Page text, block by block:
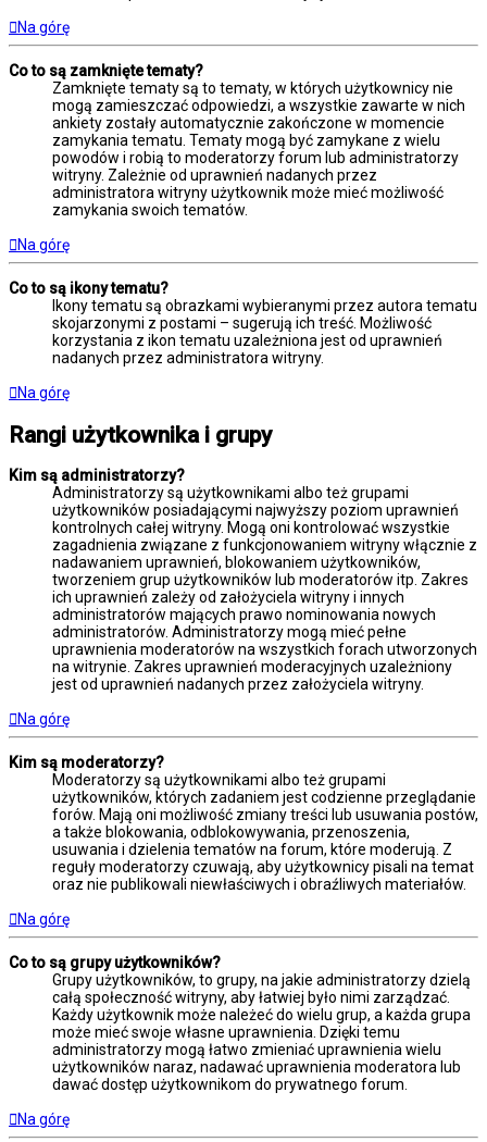
Na górę
Co to są zamknięte tematy?
Zamknięte tematy są to tematy, w których użytkownicy nie
mogą zamieszczać odpowiedzi, a wszystkie zawarte w nich
ankiety zostały automatycznie zakończone w momencie
zamykania tematu. Tematy mogą być zamykane z wielu
powodów i robią to moderatorzy forum lub administratorzy
witryny. Zależnie od uprawnień nadanych przez
administratora witryny użytkownik może mieć możliwość
zamykania swoich tematów.
Na górę
Co to są ikony tematu?
Ikony tematu są obrazkami wybieranymi przez autora tematu
skojarzonymi z postami – sugerują ich treść. Możliwość
korzystania z ikon tematu uzależniona jest od uprawnień
nadanych przez administratora witryny.
Na górę
Rangi użytkownika i grupy
Kim są administratorzy?
Administratorzy są użytkownikami albo też grupami
użytkowników posiadającymi najwyższy poziom uprawnień
kontrolnych całej witryny. Mogą oni kontrolować wszystkie
zagadnienia związane z funkcjonowaniem witryny włącznie z
nadawaniem uprawnień, blokowaniem użytkowników,
tworzeniem grup użytkowników lub moderatorów itp. Zakres
ich uprawnień zależy od założyciela witryny i innych
administratorów mających prawo nominowania nowych
administratorów. Administratorzy mogą mieć pełne
uprawnienia moderatorów na wszystkich forach utworzonych
na witrynie. Zakres uprawnień moderacyjnych uzależniony
jest od uprawnień nadanych przez założyciela witryny.
Na górę
Kim są moderatorzy?
Moderatorzy są użytkownikami albo też grupami
użytkowników, których zadaniem jest codzienne przeglądanie
forów. Mają oni możliwość zmiany treści lub usuwania postów,
a także blokowania, odblokowywania, przenoszenia,
usuwania i dzielenia tematów na forum, które moderują. Z
reguły moderatorzy czuwają, aby użytkownicy pisali na temat
oraz nie publikowali niewłaściwych i obraźliwych materiałów.
Na górę
Co to są grupy użytkowników?
Grupy użytkowników, to grupy, na jakie administratorzy dzielą
całą społeczność witryny, aby łatwiej było nimi zarządzać.
Każdy użytkownik może należeć do wielu grup, a każda grupa
może mieć swoje własne uprawnienia. Dzięki temu
administratorzy mogą łatwo zmieniać uprawnienia wielu
użytkowników naraz, nadawać uprawnienia moderatora lub
dawać dostęp użytkownikom do prywatnego forum.
Na górę